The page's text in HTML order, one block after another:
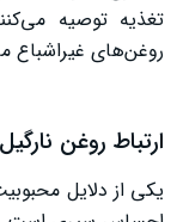
تغذیه توصیه
روغن‌های غیراشباع
ارتباط روغن
یکی از دلایل